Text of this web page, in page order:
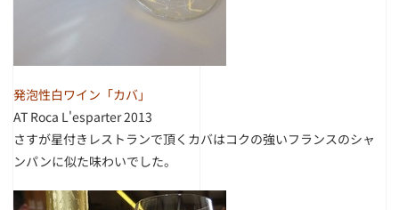
発泡性白ワイン「カバ」
AT Roca L'esparter 2013
さすが星付きレストランで頂くカバはコクの強いフランスのシャ
ンパンに似た味わいでした。